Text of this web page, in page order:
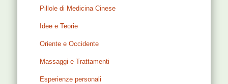
Pillole di Medicina Cinese
Idee e Teorie
Oriente e Occidente
Massaggi e Trattamenti
Esperienze personali